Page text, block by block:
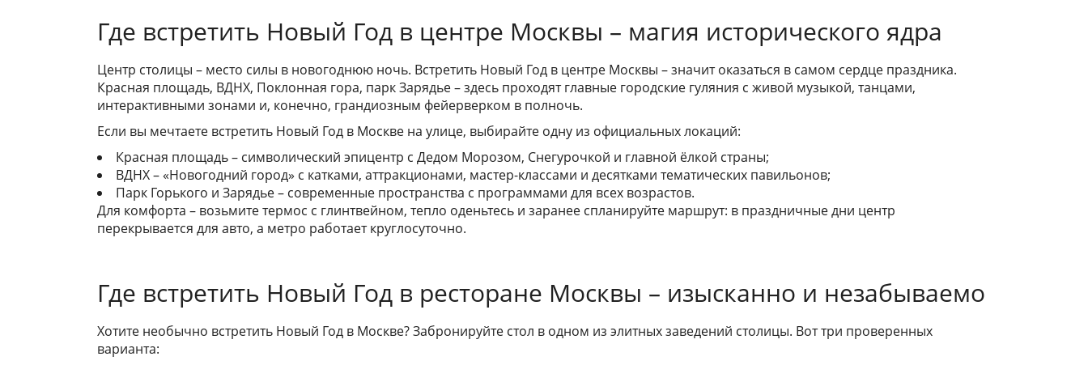
Где встретить Новый Год в центре Москвы – магия исторического ядра
Центр столицы – место силы в новогоднюю ночь. Встретить Новый Год в центре Москвы – значит оказаться в самом сердце праздника.
Красная площадь, ВДНХ, Поклонная гора, парк Зарядье – здесь проходят главные городские гуляния с живой музыкой, танцами,
интерактивными зонами и, конечно, грандиозным фейерверком в полночь.
Если вы мечтаете встретить Новый Год в Москве на улице, выбирайте одну из официальных локаций:
Красная площадь – символический эпицентр с Дедом Морозом, Снегурочкой и главной ёлкой страны;
ВДНХ – «Новогодний город» с катками, аттракционами, мастер-классами и десятками тематических павильонов;
Парк Горького и Зарядье – современные пространства с программами для всех возрастов.
Для комфорта – возьмите термос с глинтвейном, тепло оденьтесь и заранее спланируйте маршрут: в праздничные дни центр
перекрывается для авто, а метро работает круглосуточно.
Где встретить Новый Год в ресторане Москвы – изысканно и незабываемо
Хотите необычно встретить Новый Год в Москве? Забронируйте стол в одном из элитных заведений столицы. Вот три проверенных
варианта: